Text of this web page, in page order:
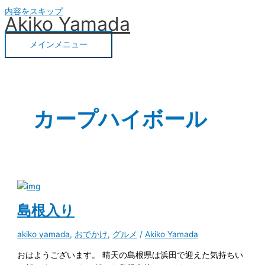
内容をスキップ
Akiko Yamada
メインメニュー
カープハイボール
島根入り
akiko yamada, おでかけ, グルメ /Akiko Yamada
おはようございます。 晴天の島根県は浜田で迎えた気持ちい